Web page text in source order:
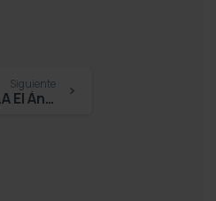
Siguiente
Hospital HLA El Ángel – Daniel Viola